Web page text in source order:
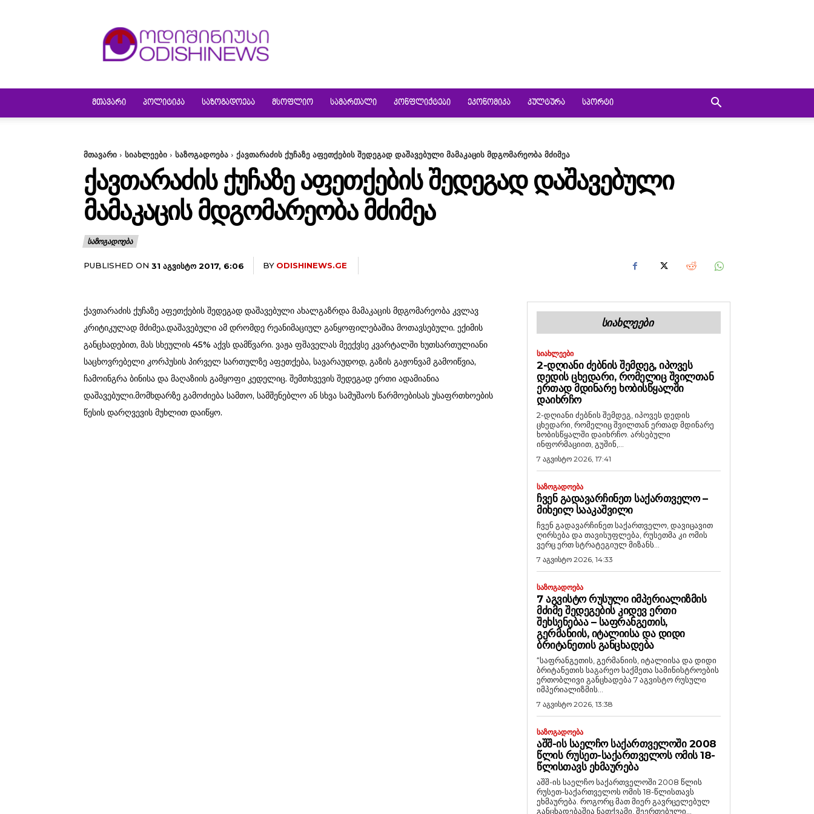
ᲛᲗᲐᲕᲐᲠᲘ ᲞᲝᲚᲘᲢᲘᲙᲐ ᲡᲐᲖᲝᲒᲐᲓᲝᲔᲑᲐ ᲛᲡᲝᲤᲚᲘᲝ ᲡᲐᲛᲐᲠᲗᲐᲚᲘ ᲙᲝᲜᲤᲚᲘᲥᲢᲔᲑᲘ ᲔᲙᲝᲜᲝᲛᲘᲙᲐ ᲙᲣᲚᲢᲣᲠᲐ ᲡᲞᲝᲠᲢᲘ
მთავარი სიახლეები საზოგადოება ქავთარაძის ქუჩაზე აფეთქების შედეგად დაშავებული მამაკაცის მდგომარეობა მძიმეა
ᲥᲐᲕᲗᲐᲠᲐᲫᲘᲡ ᲥᲣᲩᲐᲖᲔ ᲐᲤᲔᲗᲥᲔᲑᲘᲡ ᲨᲔᲓᲔᲒᲐᲓ ᲓᲐᲨᲐᲕᲔᲑᲣᲚᲘ
ᲛᲐᲛᲐᲙᲐᲪᲘᲡ ᲛᲓᲒᲝᲛᲐᲠᲔᲝᲑᲐ ᲛᲫᲘᲛᲔᲐ
ᲡᲐᲖᲝᲒᲐᲓᲝᲔᲑᲐ
PUBLISHED ON 31 ᲐᲒᲕᲘᲡᲢᲝ 2017, 6:06 BY ODISHINEWS.GE
ქავთარაძის ქუჩაზე აფეთქების შედეგად დაშავებული ახალგაზრდა მამაკაცის მდგომარეობა კვლავ
კრიტიკულად მძიმეა.დაშავებული ამ დრომდე რეანიმაციულ განყოფილებაშია მოთავსებული. ექიმის
განცხადებით, მას სხეულის 45% აქვს დამწვარი. ვაჟა ფშაველას მეექვსე კვარტალში ხუთსართულიანი
საცხოვრებელი კორპუსის პირველ სართულზე აფეთქება, სავარაუდოდ, გაზის გაჟონვამ გამოიწვია,
ჩამოინგრა ბინისა და მაღაზიის გამყოფი კედელიც. შემთხვევის შედეგად ერთი ადამიანია
დაშავებული.მომხდარზე გამოძიება სამთო, სამშენებლო ან სხვა სამუშაოს წარმოებისას უსაფრთხოების
წესის დარღვევის მუხლით დაიწყო.
ᲡᲘᲐᲮᲚᲔᲔᲑᲘ
ᲡᲘᲐᲮᲚᲔᲔᲑᲘ
2-ᲓᲦᲘᲐᲜᲘ ᲫᲔᲑᲜᲘᲡ ᲨᲔᲛᲓᲔᲒ, ᲘᲞᲝᲕᲔᲡ
ᲓᲔᲓᲘᲡ ᲪᲮᲔᲓᲐᲠᲘ, ᲠᲝᲛᲔᲚᲘᲪ ᲨᲕᲘᲚᲗᲐᲜ
ᲔᲠᲗᲐᲓ ᲛᲓᲘᲜᲐᲠᲔ ᲮᲝᲑᲘᲡᲬᲧᲐᲚᲨᲘ
ᲓᲐᲘᲮᲠᲩᲝ
2-დღიანი ძებნის შემდეგ, იპოვეს დედის
ცხედარი, რომელიც შვილთან ერთად მდინარე
ხობისწყალში დაიხრჩო. არსებული
ინფორმაციით, გუშინ,...
7 აგვისტო 2026, 17:41
ᲡᲐᲖᲝᲒᲐᲓᲝᲔᲑᲐ
ᲩᲕᲔᲜ ᲒᲐᲓᲐᲕᲐᲠᲩᲘᲜᲔᲗ ᲡᲐᲥᲐᲠᲗᲕᲔᲚᲝ –
ᲛᲘᲮᲔᲘᲚ ᲡᲐᲐᲙᲐᲨᲕᲘᲚᲘ
ჩვენ გადავარჩინეთ საქართველო, დავიცავით
ღირსება და თავისუფლება, რუსეთმა კი ომის
ვერც ერთ სტრატეგიულ მიზანს...
7 აგვისტო 2026, 14:33
ᲡᲐᲖᲝᲒᲐᲓᲝᲔᲑᲐ
7 ᲐᲒᲕᲘᲡᲢᲝ ᲠᲣᲡᲣᲚᲘ ᲘᲛᲞᲔᲠᲘᲐᲚᲘᲖᲛᲘᲡ
ᲛᲫᲘᲛᲔ ᲨᲔᲓᲔᲒᲔᲑᲘᲡ ᲙᲘᲓᲔᲕ ᲔᲠᲗᲘ
ᲨᲔᲮᲡᲔᲜᲔᲑᲐᲐ – ᲡᲐᲤᲠᲐᲜᲒᲔᲗᲘᲡ,
ᲒᲔᲠᲛᲐᲜᲘᲘᲡ, ᲘᲢᲐᲚᲘᲘᲡᲐ ᲓᲐ ᲓᲘᲓᲘ
ᲑᲠᲘᲢᲐᲜᲔᲗᲘᲡ ᲒᲐᲜᲪᲮᲐᲓᲔᲑᲐ
“საფრანგეთის, გერმანიის, იტალიისა და დიდი
ბრიტანეთის საგარეო საქმეთა სამინისტროების
ერთობლივი განცხადება 7 აგვისტო რუსული
იმპერიალიზმის...
7 აგვისტო 2026, 13:38
ᲡᲐᲖᲝᲒᲐᲓᲝᲔᲑᲐ
ᲐᲨᲨ-ᲘᲡ ᲡᲐᲔᲚᲩᲝ ᲡᲐᲥᲐᲠᲗᲕᲔᲚᲝᲨᲘ 2008
ᲬᲚᲘᲡ ᲠᲣᲡᲔᲗ-ᲡᲐᲥᲐᲠᲗᲕᲔᲚᲝᲡ ᲝᲛᲘᲡ 18-
ᲬᲚᲘᲡᲗᲐᲕᲡ ᲔᲮᲛᲐᲣᲠᲔᲑᲐ
აშშ-ის საელჩო საქართველოში 2008 წლის
რუსეთ-საქართველოს ომის 18-წლისთავს
ეხმაურება. როგორც მათ მიერ გავრცელებულ
განცხადებაშია ნათქვამი, შეერთებული...